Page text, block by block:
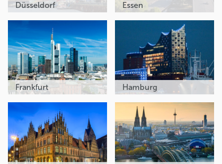
Düsseldorf Essen
Frankfurt Hamburg